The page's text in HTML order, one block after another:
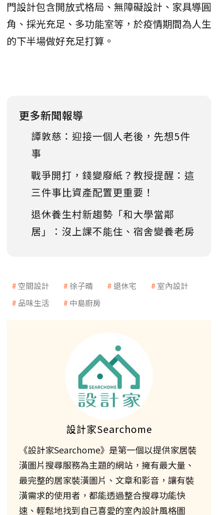
門設計包含開放式格局、無障礙設計、家具導圓
角、採光充足、多功能室等，於疫情期間為人生
的下半場做好充足打算。
更多新聞報導
譚敦慈：迎接一個人老後，先想5件
事
戰爭開打，錢變廢紙？教授提醒：這
三件事比資產配置更重要！
退休養生村新趨勢「和大學當鄰
居」：沒上課不能住、宿舍變養老房
空間設計 徐子晴 退休宅
室內設計
品味生活
中島廚房
設計家Searchome
《設計家Searchome》是第一個以提供家居裝
潢圖片搜尋服務為主題的網站，擁有最大量、
最完整的居家裝潢圖片、文章和影音，讓有裝
潢需求的使用者，都能透過整合搜尋功能快
速、輕鬆地找到自己喜愛的室內設計風格圖